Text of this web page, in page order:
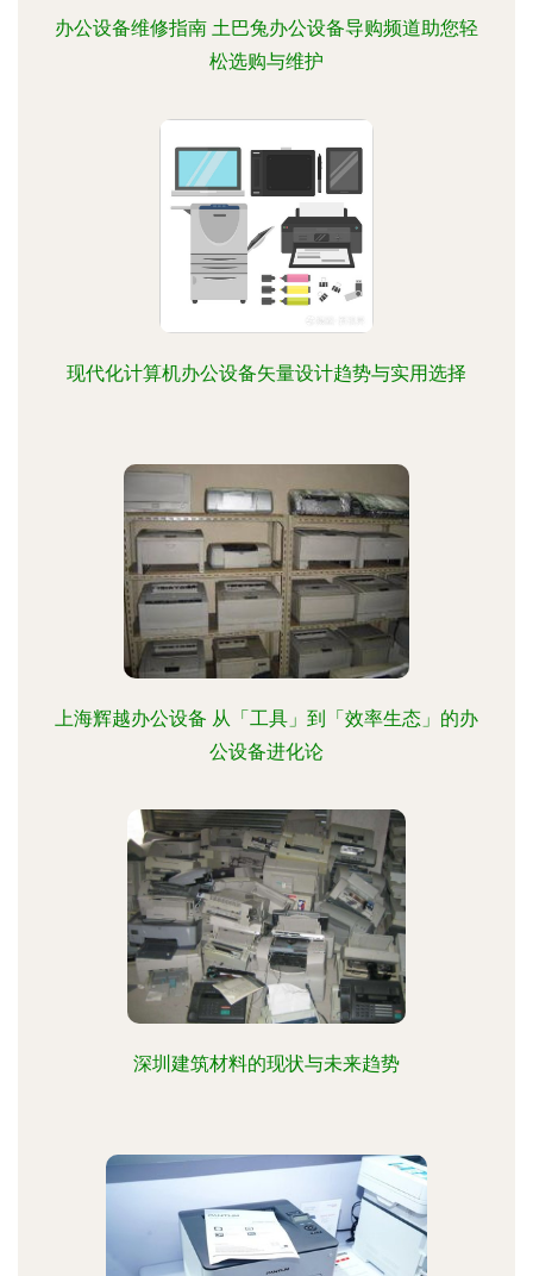
办公设备维修指南 土巴兔办公设备导购频道助您轻
松选购与维护
现代化计算机办公设备矢量设计趋势与实用选择
上海辉越办公设备 从「工具」到「效率生态」的办
公设备进化论
深圳建筑材料的现状与未来趋势